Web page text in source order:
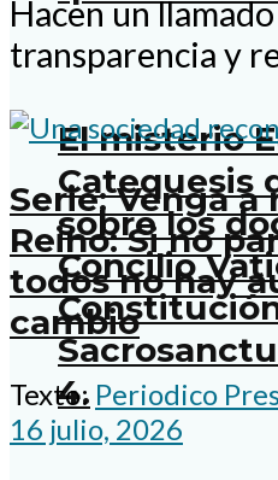
El misterio
Catequesis
sobre los
Concilio
4.
Hacen un
transparencia y
Serie: Venga
Reino: Si no
todos no hay
cambio
Texto: Periodico
16 julio, 2026